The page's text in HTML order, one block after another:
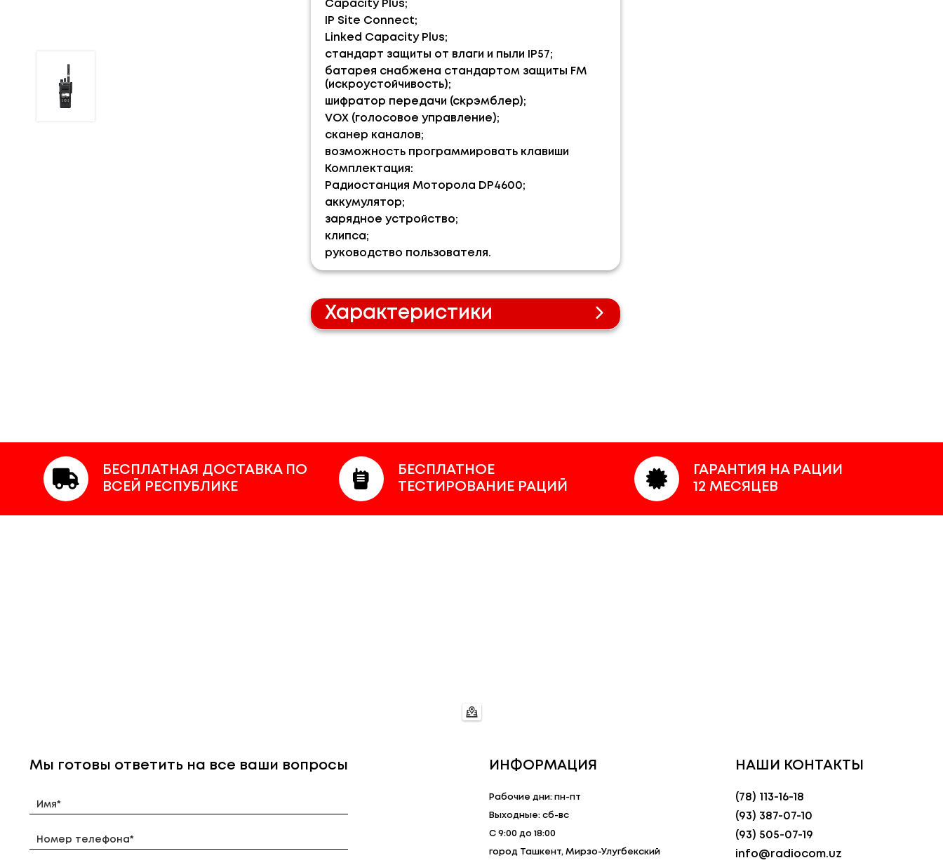
Capacity Plus;
IP Site Connect;
Linked Capacity Plus;
стандарт защиты от влаги и пыли IР57;
батарея снабжена стандартом защиты FM
(искроустойчивость);
шифратор передачи (скрэмблер);
VOX (голосовое управление);
сканер каналов;
возможность программировать клавиши
Комплектация:
Радиостанция Моторола DP4600;
аккумулятор;
зарядное устройство;
клипса;
руководство пользователя.
Характеристики
Технические характеристики
БЕСПЛАТНАЯ ДОСТАВКА ПО
ВСЕЙ РЕСПУБЛИКЕ
БЕСПЛАТНОЕ
ТЕСТИРОВАНИЕ РАЦИЙ
ГАРАНТИЯ НА РАЦИИ
12 МЕСЯЦЕВ
Мы готовы ответить на все ваши вопросы ИНФОРМАЦИЯ
Рабочие дни: пн-пт
Выходные: сб-вс
С 9:00 до 18:00
город Ташкент, Мирзо-Улугбекский
НАШИ КОНТАКТЫ
(78) 113-16-18
(93) 387-07-10
(93) 505-07-19
info@radiocom.uz